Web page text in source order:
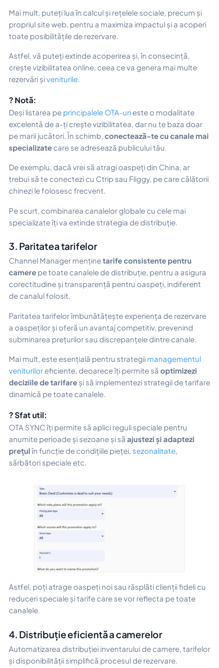
Mai mult, puteți lua în calcul și rețelele sociale, precum și
propriul site web, pentru a maximiza impactul și a acoperi
toate posibilitățile de rezervare.
Astfel, vă puteți extinde acoperirea și, în consecință,
crește vizibilitatea online, ceea ce va genera mai multe
rezervări șiveniturile.
? Notă:
Deși listarea pe principalele OTA-uri este o modalitate
excelentă de a-ți crește vizibilitatea, dar nu te baza doar
pe marii jucători. În schimb, conectează-te cu canale mai
specializate care se adresează publicului tău.
De exemplu, dacă vrei să atragi oaspeți din China, ar
trebui să te conectezi cu Ctrip sau Fliggy, pe care călătorii
chinezi le folosesc frecvent.
Pe scurt, combinarea canalelor globale cu cele mai
specializate îți va extinde strategia de distribuție.
3. Paritatea tarifelor
Channel Manager menținetarife consistente pentru
camere pe toate canalele de distribuție, pentru a asigura
corectitudine și transparență pentru oaspeți, indiferent
de canalul folosit.
Paritatea tarifelor îmbunătățește experiența de rezervare
a oaspeților și oferă un avantaj competitiv, prevenind
subminarea prețurilor sau discrepanțele dintre canale.
Mai mult, este esențială pentru strategii managementul
veniturilor eficiente, deoarece îți permite să optimizezi
deciziile de tarifare și să implementezi strategii de tarifare
dinamică pe toate canalele.
? Sfat util:
OTA SYNC îți permite să aplici reguli speciale pentru
anumite perioade și sezoane și să ajustezi și adaptezi
prețulîn funcție de condițiile pieței, sezonalitate
sărbători speciale etc.
Astfel, poți atrage oaspeți noi sau răsplăti clienții fideli cu
reduceri speciale și tarife care se vor reflecta pe toate
canalele.
4. Distribuție eficientă a camerelor
Automatizarea distribuției inventarului de camere, tarifelor
și disponibilității simplifică procesul de rezervare.